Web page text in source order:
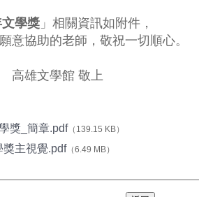
學獎 」相關資訊如附件，
意協助的老師，敬祝一切順心。
高雄文學館 敬上
獎_簡章.pdf（139.15 KB）
獎主視覺.pdf（6.49 MB）